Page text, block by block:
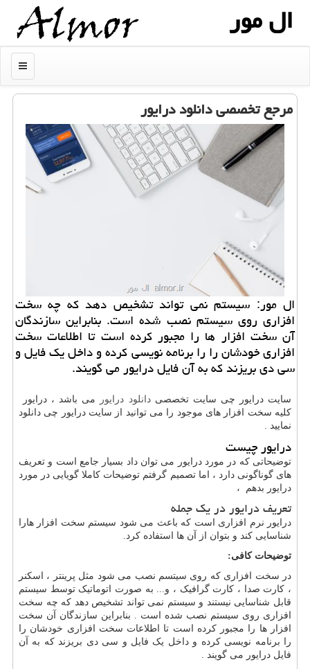
ال مور
منو
مرجع تخصصی دانلود درایور
ال مور: سیستم نمی تواند تشخیص دهد كه چه سخت
افزاری روی سیستم نصب شده است. بنابراین سازندگان
آن سخت افزار ها را مجبور كرده است تا اطلاعات سخت
افزاری خودشان را را برنامه نویسی كرده و داخل یك فایل و
سی دی بریزند كه به آن فایل درایور می گویند.
سایت درایور چی سایت تخصصیدانلود درایور
می باشد ، درایور
کلیه سخت افزار های موجود را می توانید از سایت درایور چی دانلود
نمایید .
درایور چیست
توضیحاتی که در مورد درایور می توان داد بسیار جامع است و تعریف
های گوناگونی دارد ، اما تصمیم گرفتم توضیحات کاملا گویایی در مورد
درایور بدهم ،
تعریف درایور در یک جمله
درایور نرم افزاری است که باعث می شود سیستم سخت افزار هارا
شناسایی کند و بتوان از آن ها استفاده کرد.
توضیحات کافی:
در سخت افزاری که روی سیتسم نصب می شود مثل پرینتر ، اسکنر
، کارت صدا ، کارت گرافیک ، و... به صورت اتوماتیک توسط سیستم
قابل شناسایی نیستند و سیستم نمی تواند تشخیص دهد که چه سخت
افزاری روی سیستم نصب شده است . بنابراین سازندگان آن سخت
افزار ها را مجبور کرده است تا اطلاعات سخت افزاری خودشان را
را برنامه نویسی کرده و داخل یک فایل و سی دی بریزند که به آن
فایل درایور می گویند .